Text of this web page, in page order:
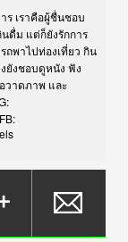
ร เราคือผู้ชื่นชอบ
นดื่ม แต่ก็ยังรักการ
ถพาไปท่องเที่ยว กิน
ยังชอบดูหนัง ฟัง
วาดภาพ และ